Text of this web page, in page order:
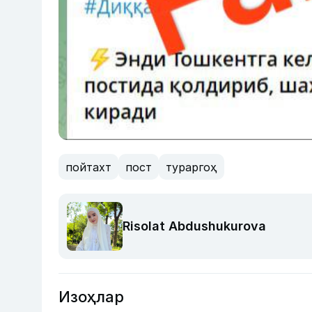
пойтахт пост тураргоҳ
Risolat Abdushukurova
Изоҳлар